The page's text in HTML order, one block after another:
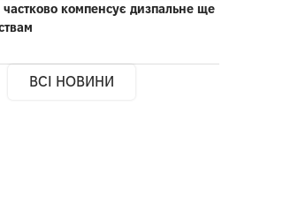
компенсує дизпальне ще
ВСІ НОВИНИ